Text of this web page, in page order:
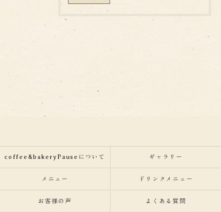
coffee&bakeryPauseについて ギャラリー
メニュー ドリンクメニュー
お客様の声 よくある質問